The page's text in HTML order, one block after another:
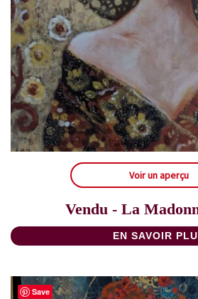
Voir un aperçu
Vendu - La
EN SAVOIR
Save